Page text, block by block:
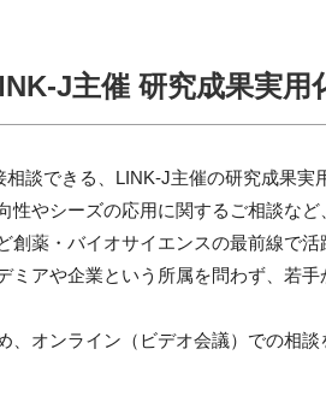
J主催 研究成果実用
相談できる、LINK-J主催の研究成果実
性やシーズの応用に関するご相談な
創薬・バイオサイエンスの最前線で活
ミアや企業という所属を問わず、若
、オンライン（ビデオ会議）での相談